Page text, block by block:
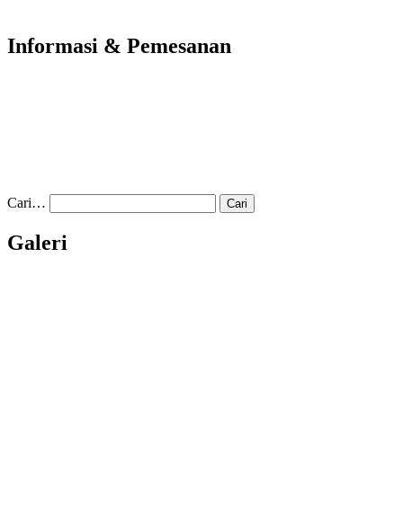
Informasi & Pemesanan
Cari…
Galeri